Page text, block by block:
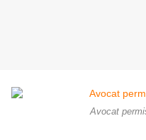
Avocat